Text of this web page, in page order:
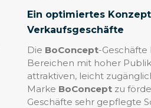
Ein optimiertes
Verkaufsgeschäfte
Die BoConcept-Geschäfte
Bereichen mit hoher
attraktiven, leicht
Marke BoConcept zu
Geschäfte sehr gepflegte